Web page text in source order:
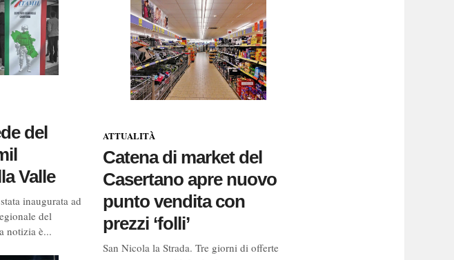
del
Valle
inaugurata ad
del
notizia è...
ATTUALITÀ
Catena di market del
Casertano apre nuovo
punto vendita con
prezzi ‘folli’
San Nicola la Strada. Tre giorni di offerte